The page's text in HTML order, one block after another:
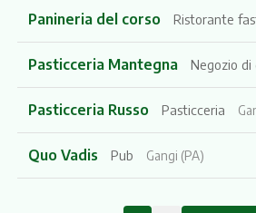
Panineria del corso Ristorante
Pasticceria Mantegna Negozio di
Pasticceria Russo Pasticceria
Quo Vadis Pub Gangi (PA)